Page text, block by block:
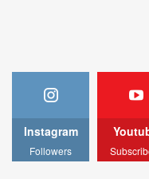
Instagram
Followers